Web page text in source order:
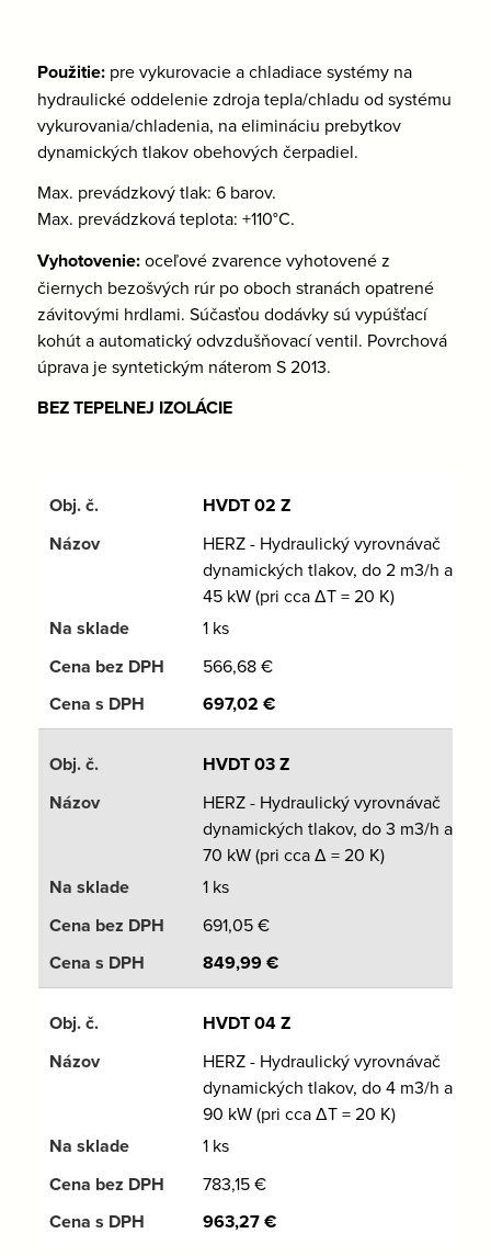
Použitie: pre vykurovacie a chladiace systémy na
hydraulické oddelenie zdroja tepla/chladu od systému
vykurovania/chladenia, na elimináciu prebytkov
dynamických tlakov obehových čerpadiel.
Max. prevádzkový tlak: 6 barov.
Max. prevádzková teplota: +110°C.
Vyhotovenie:oceľové zvarence vyhotovené z
čiernych bezošvých rúr po oboch stranách opatrené
závitovými hrdlami. Súčasťou dodávky sú vypúšťací
kohút a automatický odvzdušňovací ventil. Povrchová
úprava je syntetickým náterom S 2013.
BEZ TEPELNEJ IZOLÁCIE
HVDT 02 Z
HERZ - Hydraulický vyrovnávač
dynamických tlakov, do 2 m3/h a
45 kW (pri cca ΔT = 20 K)
1 ks
566,68€
697,02 €
HVDT 03 Z
HERZ - Hydraulický vyrovnávač
dynamických tlakov, do 3 m3/h a
70 kW (pri cca Δ = 20 K)
1 ks
691,05€
849,99€
HVDT 04 Z
HERZ - Hydraulický vyrovnávač
dynamických tlakov, do 4 m3/h a
90 kW (pri cca ΔT = 20 K)
1 ks
783,15€
963,27€